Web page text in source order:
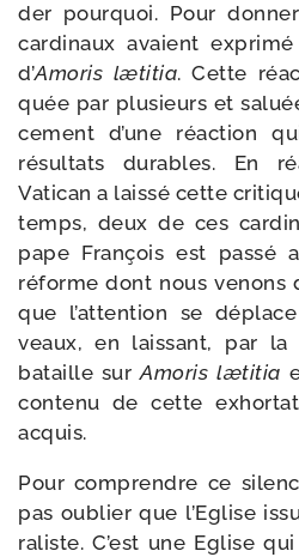
der pour­quoi. Pour
car­di­naux avaient
d’Amoris læti­tia. Cette
quée par plu­sieurs et
ce­ment d’une réac­tion
résul­tats durables. En
Vatican a lais­sé cette
temps, deux de ces
pape François est pas­sé
réforme dont nous venons
que l’attention se
veaux, en lais­sant, par
bataille surAmoris læti­tia
conte­nu de cette
acquis.
Pour com­prendre ce
pas oublier que l’Eglise
ra­liste. C’est une Eglise